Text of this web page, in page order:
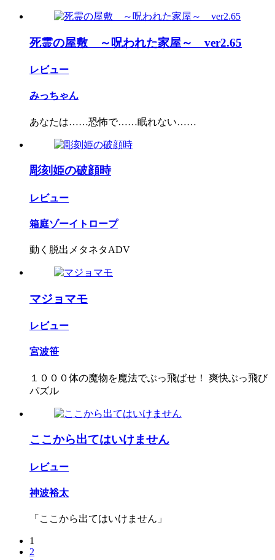
死霊の屋敷 ～呪われた家屋～ ver2.65
レビュー
みっちゃん
あなたは……恐怖で……眠れない……
彫刻姫の破顔時
レビュー
箱庭ゾーイトロープ
動く脱出メタネタADV
マジョマモ
レビュー
宮波笹
１０００体の魔物を魔法でぶっ飛ばせ！ 爽快ぶっ飛び
パズル
ここから出てはいけません
レビュー
神波裕太
「ここから出てはいけません」
1
2